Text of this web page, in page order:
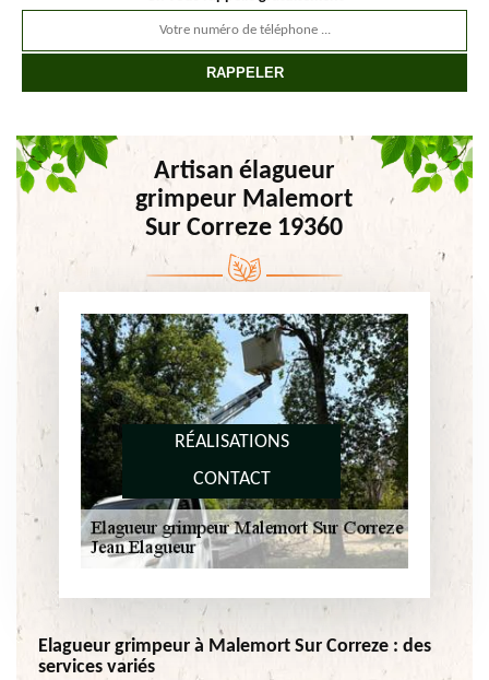
RÉALISATIONS
CONTACT
Artisan élagueur
grimpeur Malemort
Sur Correze 19360
Elagueur grimpeur à Malemort Sur Correze : des
services variés